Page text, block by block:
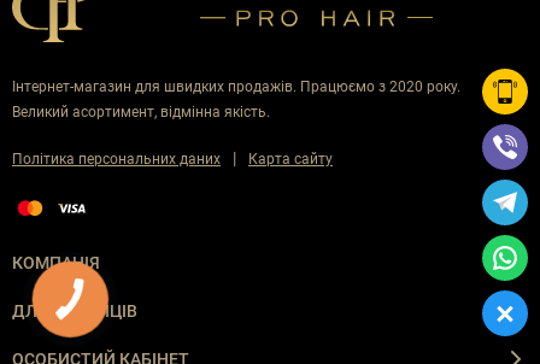
Інтернет-магазин для швидких продажів. Працюємо з 2020 року.
Великий асортимент, відмінна якість.
Політика персональних даних | Карта сайту
КОМПАНІЯ
ДЛЯ ПОКУПЦІВ
ОСОБИСТИЙ КАБІНЕТ